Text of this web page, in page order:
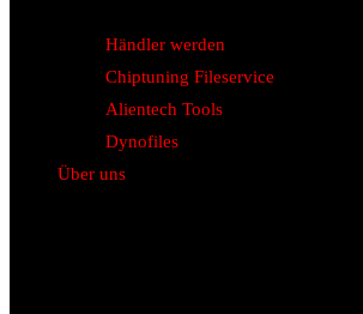
Händler werden
Chiptuning Fileservice
Alientech Tools
Dynofiles
Über uns